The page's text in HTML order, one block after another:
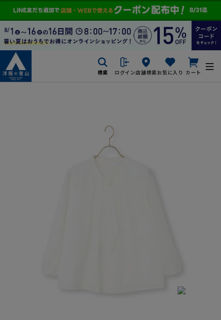
検索 ログイン店舗検索お気に入り カート